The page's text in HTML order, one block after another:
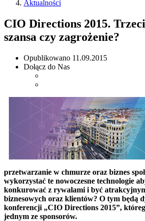
Aktualności
CIO Directions 2015.
szansa czy zagrożenie?
Opublikowano 11.09.2015
Dołącz do Nas
przetwarzanie w chmurze oraz biznes
wykorzystać te nowoczesne technologie
konkurować z rywalami i być
biznesowych oraz klientów? O tym będą
konferencji „CIO Directions 2015”,
jednym ze sponsorów.